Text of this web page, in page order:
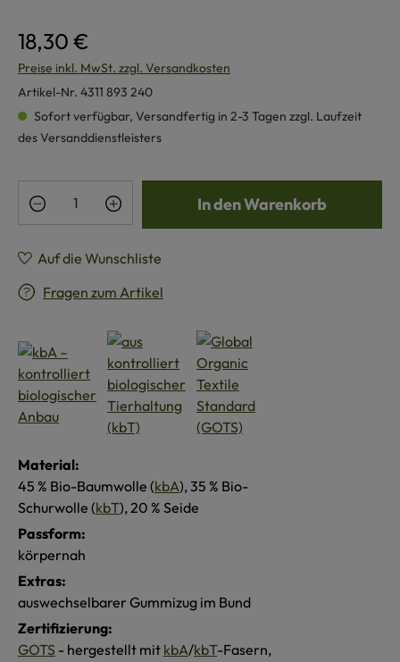
18,30 €
Preise inkl. MwSt. zzgl. Versandkosten
Artikel-Nr. 4311 893 240
Sofort verfügbar, Versandfertig in 2-3 Tagen zzgl. Laufzeit
des Versanddienstleisters
Produkt Anzahl: Gib den gewünschten
In den Warenkorb
Auf die Wunschliste
Fragen zum Artikel
Material:
45 % Bio-Baumwolle (kbA), 35 % Bio-
Schurwolle (kbT), 20 % Seide
Passform:
körpernah
Extras:
auswechselbarer Gummizug im Bund
Zertifizierung:
GOTS - hergestellt mit kbA/kbT-Fasern,